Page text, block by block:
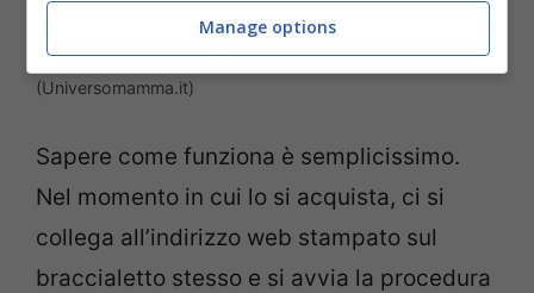
Come funziona e quanto costa il bracciale ‘Se mi perdo’
(Universomamma.it)
Sapere come funziona è semplicissimo.
Nel momento in cui lo si acquista, ci si
collega all’indirizzo web stampato sul
braccialetto stesso e si avvia la procedura
Manage options